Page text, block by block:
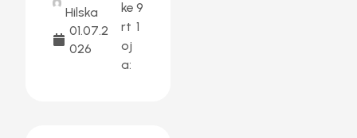
Hilska
01.07.2
026
ke
rt
oj
a:
9
1